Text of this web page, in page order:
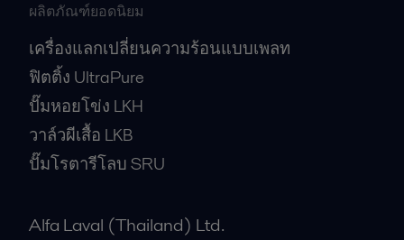
ผลิตภัณฑ์ยอดนิยม
เครื่องแลกเปลี่ยนความร้อนแบบเพลท
ฟิตติ้ง UltraPure
ปั๊มหอยโข่ง LKH
วาล์วผีเสื้อ LKB
ปั๊มโรตารีโลบ SRU
Alfa Laval (Thailand) Ltd.